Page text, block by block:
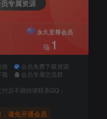
专属资源
永久至尊会员
1
效
会员免费下载资源
会员专属交流群
后不跳转请联系QQ：
请先开通会员